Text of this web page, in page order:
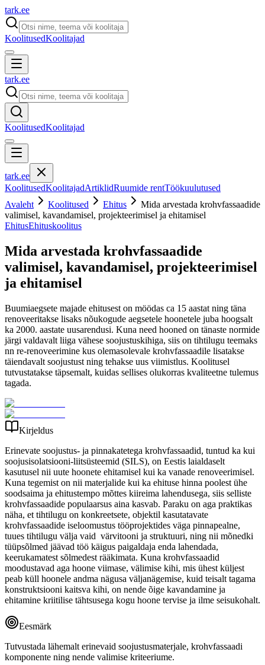
tark.ee
KoolitusedKoolitajad
tark.ee
KoolitusedKoolitajad
tark.ee
KoolitusedKoolitajadArtiklidRuumide rentTöökuulutused
Avaleht
Koolitused Ehitus
Mida arvestada krohvfassaadide
valimisel, kavandamisel, projekteerimisel ja ehitamisel
EhitusEhituskoolitus
Mida arvestada krohvfassaadide
valimisel, kavandamisel, projekteerimisel
ja ehitamisel
Buumiaegsete majade ehitusest on möödas ca 15 aastat ning täna
renoveeritakse lisaks nõukogude aegsetele hoonetele juba hoogsalt
ka 2000. aastate uusarendusi. Kuna need hooned on tänaste normide
järgi valdavalt liiga vähese soojustuskihiga, siis on tihtilugu teemaks
nn re-renoveerimine kus olemasolevale krohvfassaadile lisatakse
täiendavalt soojustust ning tehakse uus viimistlus. Koolitusel
tutvustatakse täpsemalt, kuidas sellises olukorras kvaliteetne tulemus
tagada.
Kirjeldus
Erinevate soojustus- ja pinnakatetega krohvfassaadid, tuntud ka kui
soojusisolatsiooni-liitsüsteemid (SILS), on Eestis laialdaselt
kasutusel nii uute hoonete ehitamisel kui ka vanade renoveerimisel.
Kuna tegemist on nii materjalide kui ka ehituse hinna poolest ühe
soodsaima ja ehitustempo mõttes kiireima lahendusega, siis selliste
krohvfassaadide populaarsus aina kasvab. Paraku on aga praktikas
näha, et tihtilugu on konkreetsete, objektil kasutatavate
krohvfassaadide iseloomustus tööprojektides väga pinnapealne,
tuues tihtilugu välja vaid värvitooni ja struktuuri, ning nii mõnedki
tüüpsõlmed jäävad töö käigus paigaldaja enda lahendada,
keerukamatest sõlmedest rääkimata. Kuna krohvfassaadid
moodustavad aga hoone viimase, välimise kihi, mis ühest küljest
peab küll hoonele andma nägusa väljanägemise, kuid teisalt tagama
konstruktsiooni kaitsva kihi, on nende õige kavandamine ja
ehitamine kriitilise tähtsusega kogu hoone tervise ja ilme seisukohalt.
Eesmärk
Tutvustada lähemalt erinevaid soojustusmaterjale, krohvfassaadi
komponente ning nende valimise kriteeriume.